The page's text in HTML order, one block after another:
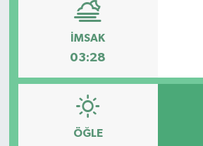
İMSAK
03:28
ÖĞLE